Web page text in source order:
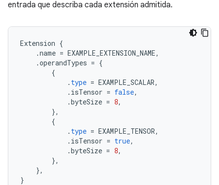
entrada que describa cada extensión admitida.
Extension {
.name = EXAMPLE_EXTENSION_NAME,
.operandTypes = {
{
. type = EXAMPLE_SCALAR,
. isTensor = false,
.byteSize = 8,
},
{
. type = EXAMPLE_TENSOR,
. isTensor = true,
.byteSize = 8,
},
},
}